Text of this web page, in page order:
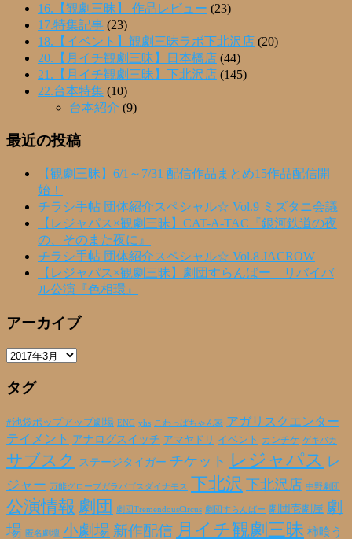
16.【観劇三昧】 作品レビュー (23)
17.特集記事 (23)
18.【イベント】観劇三昧ラボ下北沢店 (20)
20.【月イチ観劇三昧】日本橋店 (44)
21.【月イチ観劇三昧】下北沢店 (145)
22.台本特集 (10)
台本紹介 (9)
最近の投稿
【観劇三昧】6/1～7/31 配信作品まとめ15作品配信開
始！
チラシ手帖 団体紹介スペシャル☆ Vol.9 ミズタニ会議
【レジャパス×観劇三昧】CAT-A-TAC『銀河鉄道の夜
の、そのまた夜に』
チラシ手帖 団体紹介スペシャル☆ Vol.8 JACROW
【レジャパス×観劇三昧】劇団すらんばー リバイバ
ル公演『色相環』
アーカイブ
ア
カ
ブ
タグ
#池袋ポップアップ劇場 ENG yhs こわっぱちゃん家 アガリスクエンター
テイメント アナログスイッチ アマヤドリ イベント カンチケ ゲキバカ
サブスク ステージタイガー チケット レジャパス レ
ジャー 万能グローブガラパゴスダイナモス 下北沢 下北沢店 中野劇団
公演情報 劇団 劇団TremendousCircus 劇団すらんばー 劇団壱劇屋 劇
場 匿名劇壇 小劇場 新作配信 月イチ観劇三昧 柿喰う